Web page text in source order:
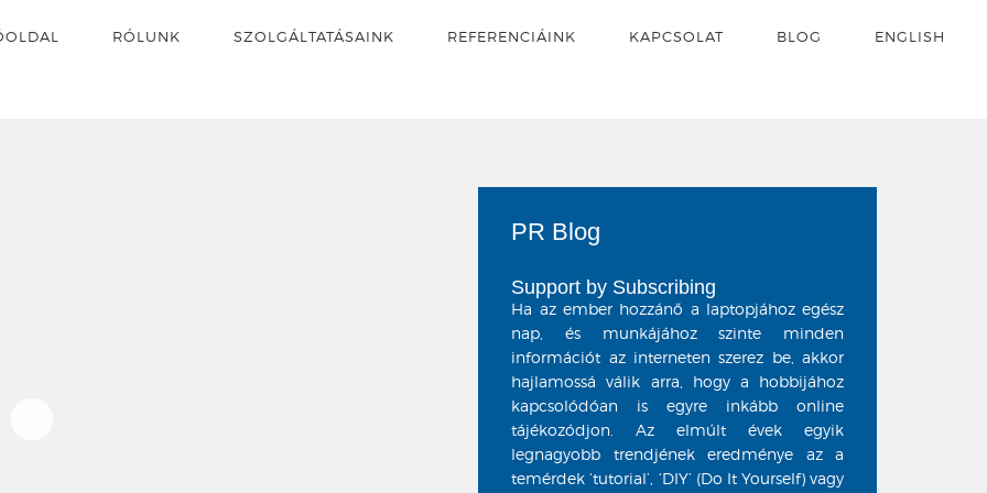
RÓLUNK SZOLGÁLTATÁSAINK REFERENCIÁINK KAPCSOLAT BLOG ENGLISH
PR Blog
Support by Subscribing
Ha az ember hozzánő a laptopjához egész
nap, és munkájához szinte minden
információt az interneten szerez be, akkor
hajlamossá válik arra, hogy a hobbijához
kapcsolódóan is egyre inkább online
tájékozódjon. Az elmúlt évek egyik
legnagyobb trendjének eredménye az a
temérdek‘tutorial’, ‘DIY’ (Do It Yourself) vagy